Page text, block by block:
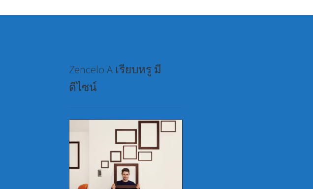
Zencelo A เรียบหรู มี
ดีไซน์